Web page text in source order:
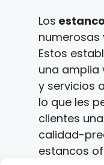
Los
numerosas
Estos
una amplia
y servicios
lo que les
clientes
calidad-
estancos